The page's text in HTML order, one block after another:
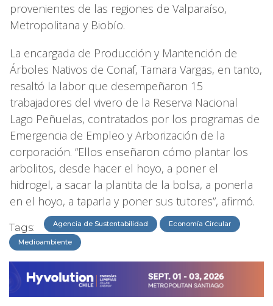
provenientes de las regiones de Valparaíso,
Metropolitana y Biobío.
La encargada de Producción y Mantención de
Árboles Nativos de Conaf, Tamara Vargas, en tanto,
resaltó la labor que desempeñaron 15
trabajadores del vivero de la Reserva Nacional
Lago Peñuelas, contratados por los programas de
Emergencia de Empleo y Arborización de la
corporación. “Ellos enseñaron cómo plantar los
arbolitos, desde hacer el hoyo, a poner el
hidrogel, a sacar la plantita de la bolsa, a ponerla
en el hoyo, a taparla y poner sus tutores”, afirmó.
Tags: Agencia de Sustentabilidad Economía Circular
Medioambiente